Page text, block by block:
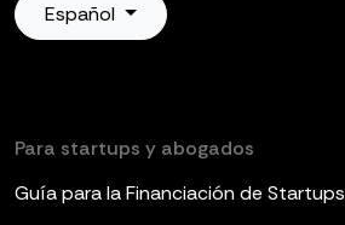
Español
Para startups y abogados
Guía para la Financiación de Startups